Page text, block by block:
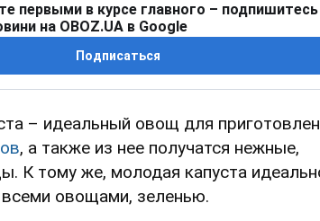
первыми в курсе главного – подпишитесь
на OBOZ.UA в Google
Подписаться
– идеальный овощ для
, а также из нее получатся нежные,
К тому же, молодая капуста
всеми овощами, зеленью.